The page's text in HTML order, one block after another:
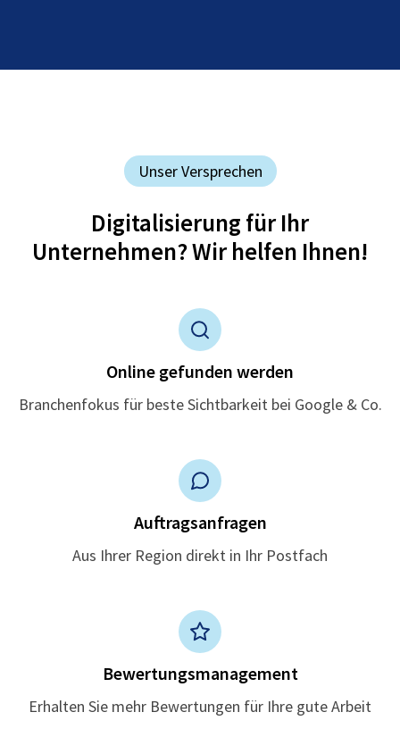
Unser Versprechen
Digitalisierung für Ihr
Unternehmen? Wir helfen Ihnen!
Online gefunden werden
Branchenfokus für beste Sichtbarkeit bei Google & Co.
Auftragsanfragen
Aus Ihrer Region direkt in Ihr Postfach
Bewertungsmanagement
Erhalten Sie mehr Bewertungen für Ihre gute Arbeit